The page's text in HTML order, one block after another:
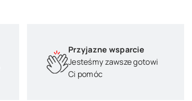
Przyjazne wsparcie
Jesteśmy zawsze gotowi
Ci pomóc